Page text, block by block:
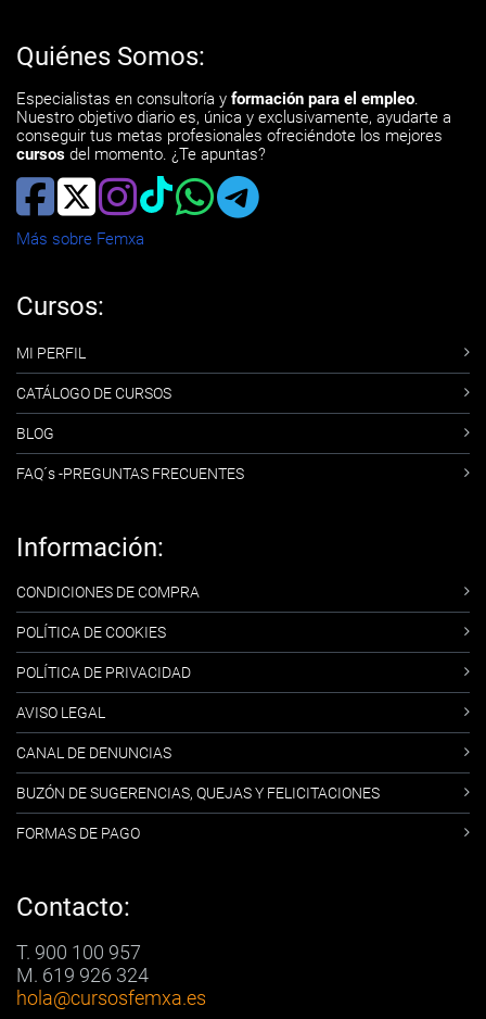
Quiénes Somos:
Especialistas en consultoría y formación para el empleo.
Nuestro objetivo diario es, única y exclusivamente, ayudarte a
conseguir tus metas profesionales ofreciéndote los mejores
cursos del momento. ¿Te apuntas?
Más sobre Femxa
Cursos:
MI PERFIL
CATÁLOGO DE CURSOS
BLOG
FAQ´s -PREGUNTAS FRECUENTES
Información:
CONDICIONES DE COMPRA
POLÍTICA DE COOKIES
POLÍTICA DE PRIVACIDAD
AVISO LEGAL
CANAL DE DENUNCIAS
BUZÓN DE SUGERENCIAS, QUEJAS Y FELICITACIONES
FORMAS DE PAGO
Contacto:
T. 900 100 957
M. 619 926 324
hola@cursosfemxa.es